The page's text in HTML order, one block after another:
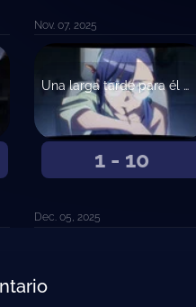
Nov. 07, 2025
1 - 10
Una larga tarde para él y para ella
Dec. 05, 2025